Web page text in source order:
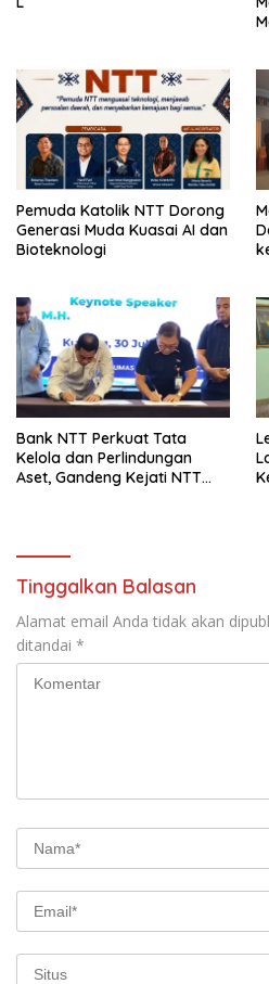
Pemuda Katolik NTT Dorong
Generasi Muda Kuasai AI dan
Bioteknologi
Bank NTT Perkuat Tata
Kelola dan Perlindungan
Aset, Gandeng Kejati NTT
Tinggalkan Balasan
Alamat email Anda tidak akan
ditandai *